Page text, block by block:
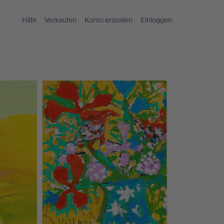
Hilfe Verkaufen Konto erstellen Einloggen